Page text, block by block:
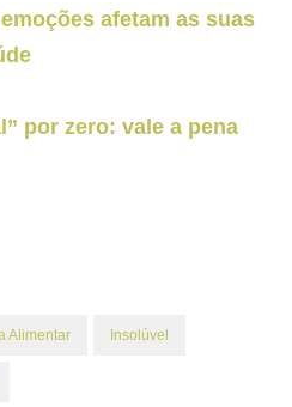
afetam as suas
por zero: vale a pena
Alimentar Insolúvel